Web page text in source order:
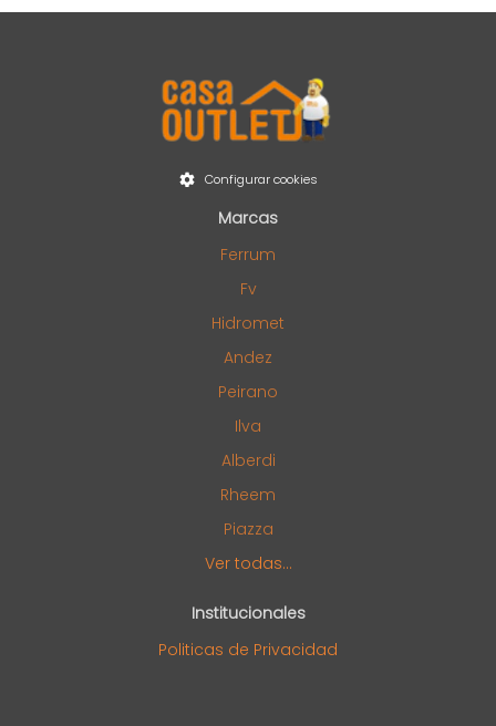
Configurar cookies
Marcas
Ferrum
Fv
Hidromet
Andez
Peirano
Ilva
Alberdi
Rheem
Piazza
Ver todas...
Institucionales
Politicas de Privacidad